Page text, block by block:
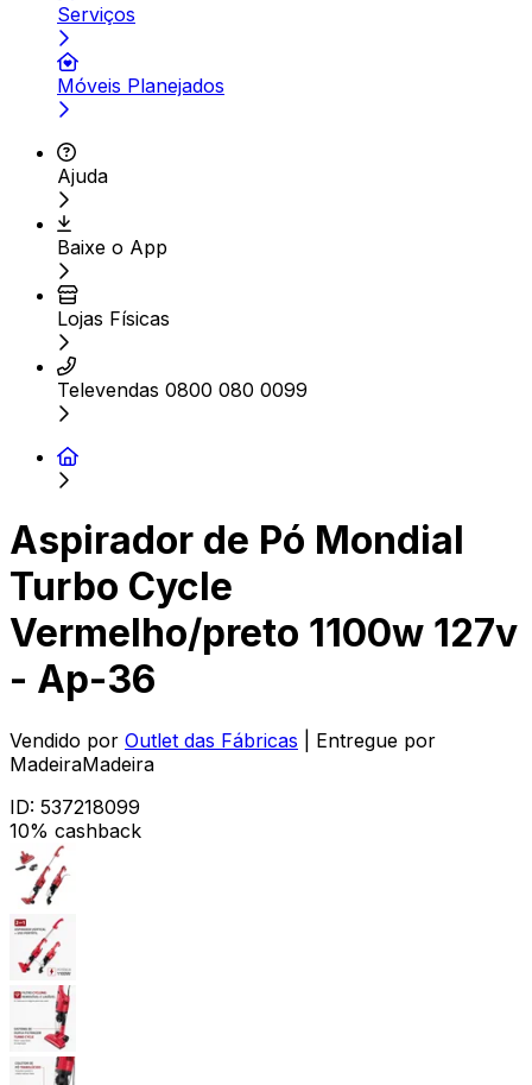
Serviços
Móveis Planejados
Ajuda
Baixe o App
Lojas Físicas
Televendas 0800 080 0099
Aspirador de Pó Mondial
Turbo Cycle
Vermelho/preto 1100w 127v
- Ap-36
Vendido por Outlet das Fábricas
| Entregue por
MadeiraMadeira
ID: 537218099
10% cashback